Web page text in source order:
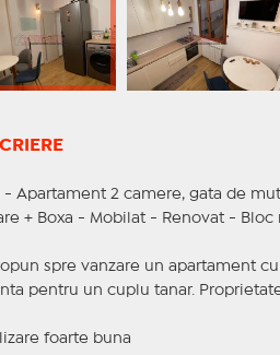
- Apartament 2 camere, gata de
+ Boxa - Mobilat - Renovat -
spre vanzare un apartament
pentru un cuplu tanar.
foarte buna